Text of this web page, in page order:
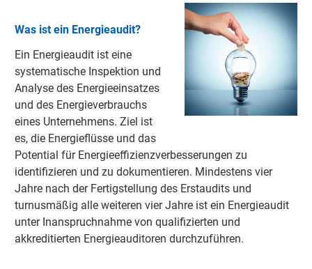
Was ist ein Energieaudit?
Ein Energieaudit ist eine
systematische Inspektion und
Analyse des Energieeinsatzes
und des Energieverbrauchs
eines Unternehmens. Ziel ist
es, die Energieflüsse und das
Potential für Energieeffizienzverbesserungen zu
identifizieren und zu dokumentieren. Mindestens vier
Jahre nach der Fertigstellung des Erstaudits und
turnusmäßig alle weiteren vier Jahre ist ein Energieaudit
unter Inanspruchnahme von qualifizierten und
akkreditierten Energieauditoren durchzuführen.